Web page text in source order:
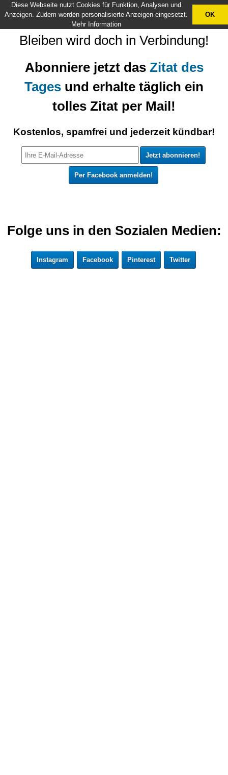
Bleiben wird doch in Verbindung!
Abonniere jetzt das Zitat des
Tages und erhalte täglich ein
tolles Zitat per Mail!
Kostenlos, spamfrei und jederzeit kündbar!
Per Facebook anmelden!
Folge uns in den Sozialen Medien:
Instagram Facebook Pinterest Twitter
X
Diese Webseite nutzt Cookies für Funktion, Analysen und
Anzeigen. Zudem werden personalisierte Anzeigen eingesetzt.
Mehr Information
OK